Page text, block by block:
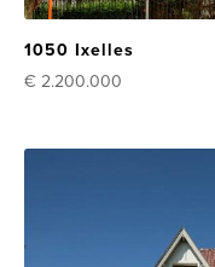
1050 Ixelles
€ 2.200.000